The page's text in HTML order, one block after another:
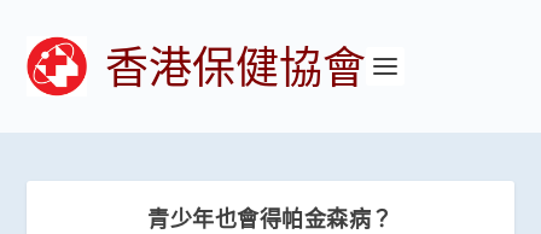
香港保健協會
青少年也會得帕金森病？